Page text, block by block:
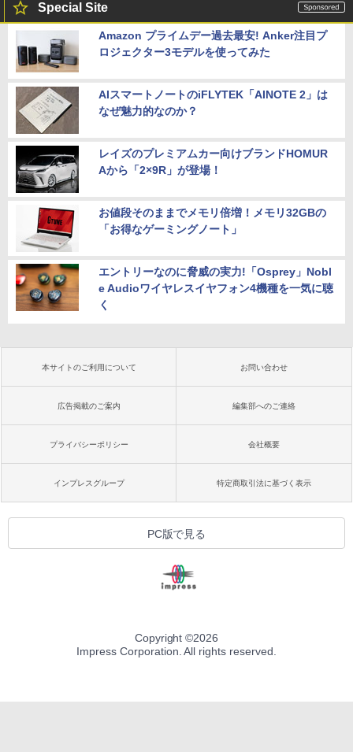
Special Site
Amazon プライムデー過去最安! Anker注目プ
ロジェクター3モデルを使ってみた
AIスマートノートのiFLYTEK「AINOTE 2」は
なぜ魅力的なのか？
レイズのプレミアムカー向けブランドHOMUR
Aから「2×9R」が登場！
お値段そのままでメモリ倍増！メモリ32GBの
「お得なゲーミングノート」
エントリーなのに脅威の実力!「Osprey」Nobl
e Audioワイヤレスイヤフォン4機種を一気に聴
く
本サイトのご利用について お問い合わせ
広告掲載のご案内 編集部へのご連絡
プライバシーポリシー 会社概要
インプレスグループ 特定商取引法に基づく表示
PC版で見る
Copyright ©2026
Impress Corporation. All rights reserved.